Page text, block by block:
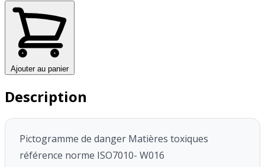
Ajouter au panier
Description
Pictogramme de danger Matières toxiques
référence norme ISO7010- W016